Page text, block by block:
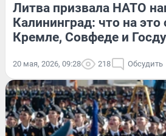
Литва призвала НАТО
Калининград: что на это
Кремле, Совфеде и
20 мая, 2026, 09:28 218 Обсудить